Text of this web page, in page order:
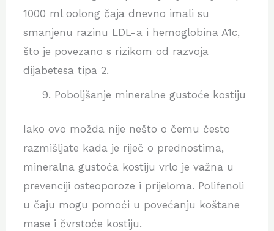
1000 ml oolong čaja dnevno imali su
smanjenu razinu LDL-a i hemoglobina A1c,
što je povezano s rizikom od razvoja
dijabetesa tipa 2.
Poboljšanje mineralne gustoće kostiju
Iako ovo možda nije nešto o čemu često
razmišljate kada je riječ o prednostima,
mineralna gustoća kostiju vrlo je važna u
prevenciji osteoporoze i prijeloma. Polifenoli
u čaju mogu pomoći u povećanju koštane
mase i čvrstoće kostiju.